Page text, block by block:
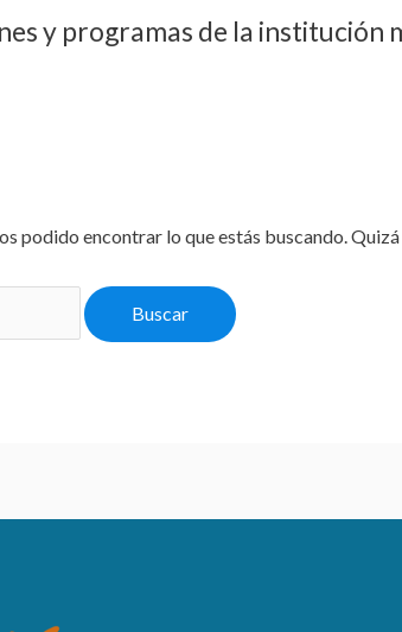
y programas de la institución
podido encontrar lo que estás buscando.